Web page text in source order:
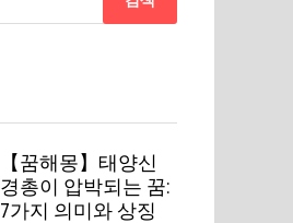
【꿈해몽】태양신
경총이 압박되는 꿈:
7가지 의미와 상징